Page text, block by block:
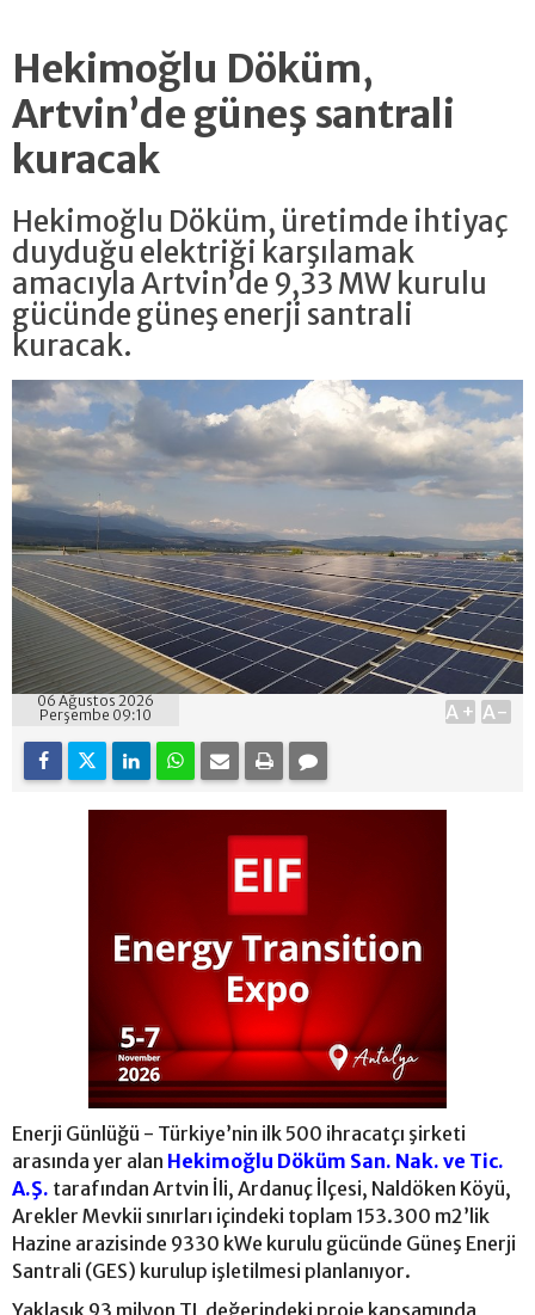
Hekimoğlu Döküm,
Artvin’de güneş santrali
kuracak
Hekimoğlu Döküm, üretimde ihtiyaç
duyduğu elektriği karşılamak
amacıyla Artvin’de 9,33 MW kurulu
gücünde güneş enerji santrali
kuracak.
06 Ağustos 2026
Perşembe 09:10
A+ A-
Enerji Günlüğü - Türkiye’nin ilk 500 ihracatçı şirketi
arasında yer alan Hekimoğlu Döküm San. Nak. ve Tic.
A.Ş. tarafından Artvin İli, Ardanuç İlçesi, Naldöken Köyü,
Arekler Mevkii sınırları içindeki toplam 153.300 m2’lik
Hazine arazisinde 9330 kWe kurulu gücünde Güneş Enerji
Santrali (GES) kurulup işletilmesi planlanıyor.